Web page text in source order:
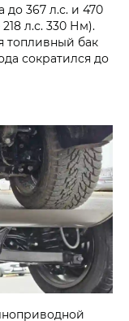
367 л.с. и 470
218 л.с. 330 Нм).
топливный бак
сократился до